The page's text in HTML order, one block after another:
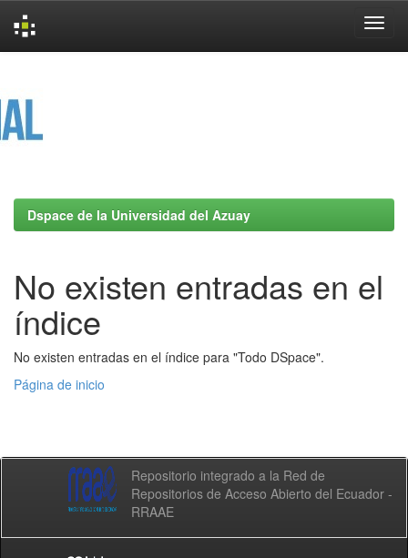
Dspace de la Universidad del Azuay
No existen entradas en el
índice
No existen entradas en el índice para "Todo DSpace".
Página de inicio
Repositorio integrado a la Red de
Repositorios de Acceso Abierto del Ecuador -
RRAAE